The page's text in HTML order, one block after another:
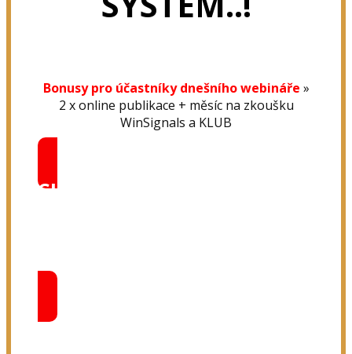
Bonusy pro účastníky dnešního webináře »
2 x online publikace + měsíc na zkoušku
WinSignals a KLUB
CHCI KURZ HNB VIP Trader
exkluzivní pozvánky